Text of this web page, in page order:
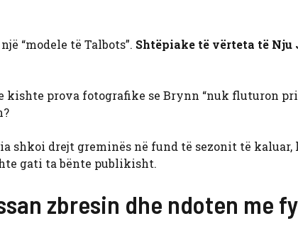
“modele të Talbots”. Shtëpiake të vërteta të Nju
kishte prova fotografike se Brynn “nuk fluturon
shkoi drejt greminës në fund të sezonit të
gati ta bënte publikisht.
zbresin dhe ndoten me